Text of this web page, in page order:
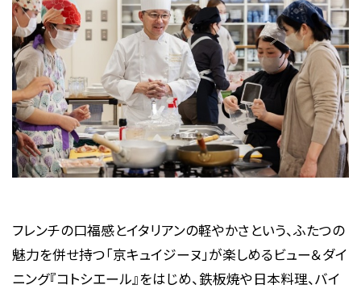
フレンチの口福感とイタリアンの軽やかさという、ふたつの
魅力を併せ持つ「京キュイジーヌ」が楽しめるビュー＆ダイ
ニング『コトシエール』をはじめ、鉄板焼や日本料理、バイ